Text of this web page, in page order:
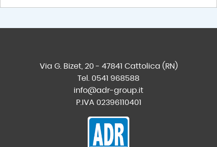
Via G. Bizet, 20 - 47841 Cattolica (RN)
Tel. 0541 968588
info@adr-group.it
P.IVA 02396110401